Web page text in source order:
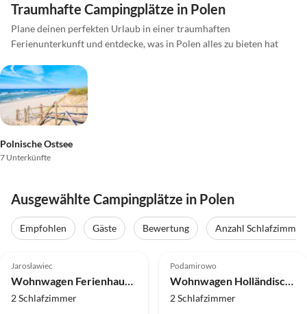
Traumhafte Campingplätze in Polen
Plane deinen perfekten Urlaub in einer traumhaften
Ferienunterkunft und entdecke, was in Polen alles zu bieten hat
Polnische Ostsee
7 Unterkünfte
Ausgewählte Campingplätze in Polen
Empfohlen Gäste Bewertung
Anzahl Schlafzimmer
Jarosławiec
2 Schlafzimmer
Podamirowo
2 Schlafzimmer